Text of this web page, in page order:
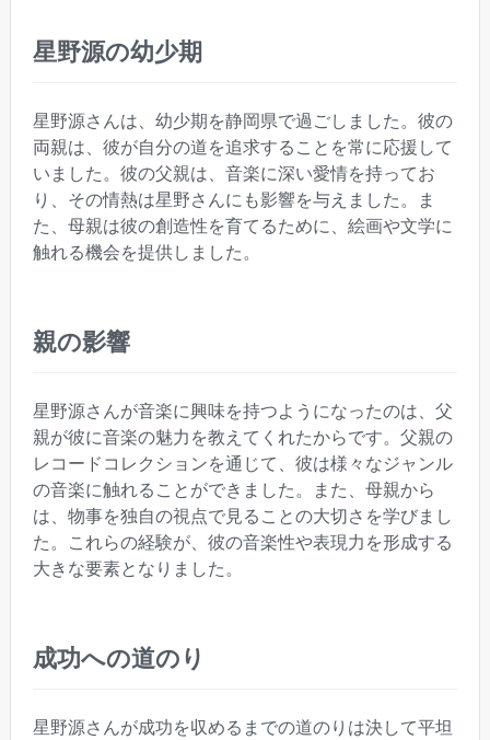
星野源の幼少期
星野源さんは、幼少期を静岡県で過ごしました。彼の
両親は、彼が自分の道を追求することを常に応援して
いました。彼の父親は、音楽に深い愛情を持ってお
り、その情熱は星野さんにも影響を与えました。ま
た、母親は彼の創造性を育てるために、絵画や文学に
触れる機会を提供しました。
親の影響
星野源さんが音楽に興味を持つようになったのは、父
親が彼に音楽の魅力を教えてくれたからです。父親の
レコードコレクションを通じて、彼は様々なジャンル
の音楽に触れることができました。また、母親から
は、物事を独自の視点で見ることの大切さを学びまし
た。これらの経験が、彼の音楽性や表現力を形成する
大きな要素となりました。
成功への道のり
星野源さんが成功を収めるまでの道のりは決して平坦